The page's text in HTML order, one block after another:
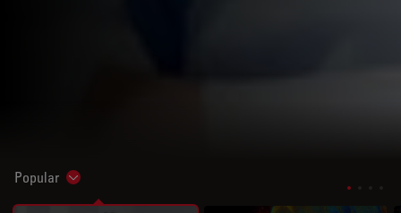
Popular Show subnavigation